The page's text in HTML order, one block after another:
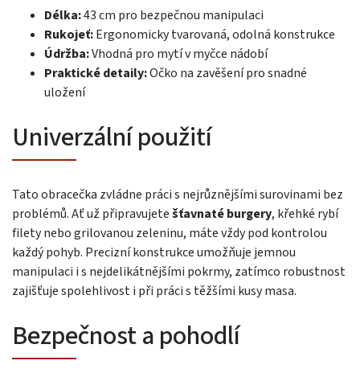
Délka:43 cm pro bezpečnou manipulaci
Rukojeť:Ergonomicky tvarovaná, odolná konstrukce
Údržba:Vhodná pro mytí v myčce nádobí
Praktické detaily:Očko na zavěšení pro snadné
uložení
Univerzální použití
Tato obracečka zvládne práci s nejrůznějšími surovinami bez
problémů. Ať už připravujetešťavnaté burgery, křehké rybí
filety nebo grilovanou zeleninu, máte vždy pod kontrolou
každý pohyb. Precizní konstrukce umožňuje jemnou
manipulaci i s nejdelikátnějšími pokrmy, zatímco robustnost
zajišťuje spolehlivost i při práci s těžšími kusy masa.
Bezpečnost a pohodlí